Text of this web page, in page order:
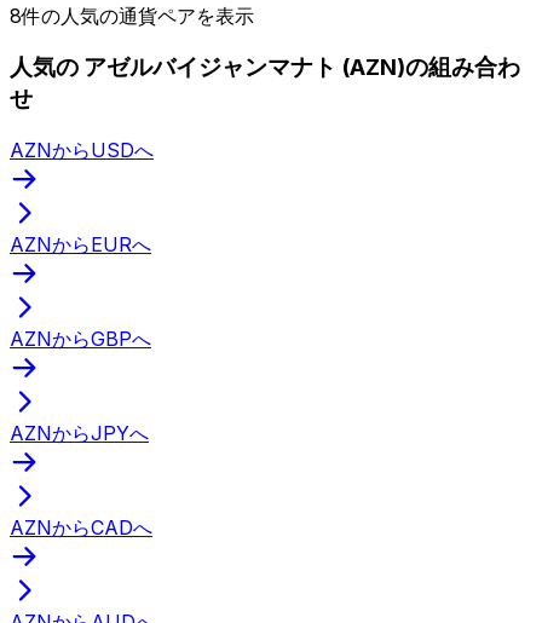
8件の人気の通貨ペアを表示
人気の アゼルバイジャンマナト (AZN)の組み合わ
せ
AZNからUSDへ
AZNからEURへ
AZNからGBPへ
AZNからJPYへ
AZNからCADへ